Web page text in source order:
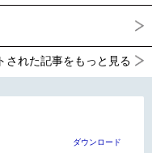
された記事をもっと見る
ダウンロード